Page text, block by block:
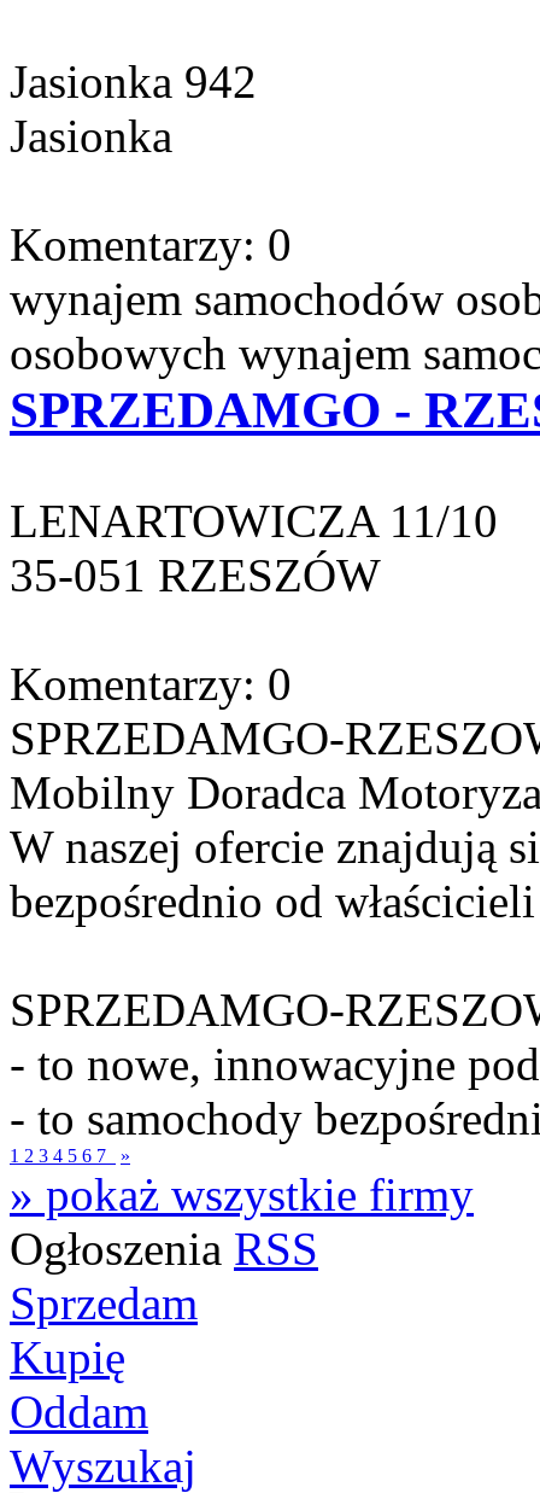
Jasionka 942
Jasionka
Komentarzy: 0
wynajem samochodów
osobowych wynajem
SPRZEDAMGO -
LENARTOWICZA 11/10
35-051 RZESZÓW
Komentarzy: 0
SPRZEDAMGO-
Mobilny Doradca
W naszej ofercie znajdują
bezpośrednio od
SPRZEDAMGO-
- to nowe, innowacyjne
- to samochody
1 2 3 4 5 6 7 »
» pokaż wszystkie firmy
Ogłoszenia RSS
Sprzedam
Kupię
Oddam
Wyszukaj